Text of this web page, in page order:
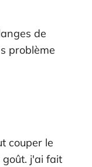
de
problème
couper le
goût. j'ai fait